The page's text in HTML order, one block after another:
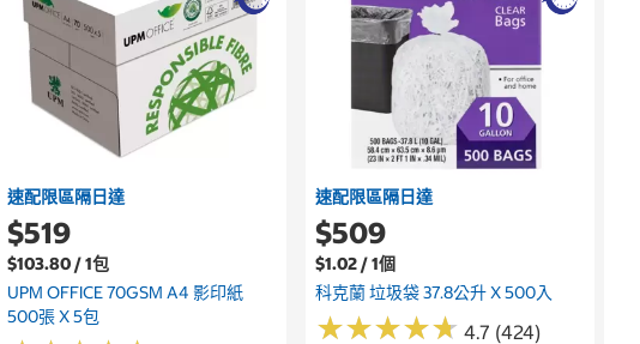
速配限區隔日達
$519
$103.80 / 1包
UPM OFFICE 70GSM A4 影印紙
500張 X 5包
速配限區隔日達
$509
$1.02 / 1個
科克蘭 垃圾袋 37.8公升 X 500入
★★★★★
★★★★★ 4.7 (424)